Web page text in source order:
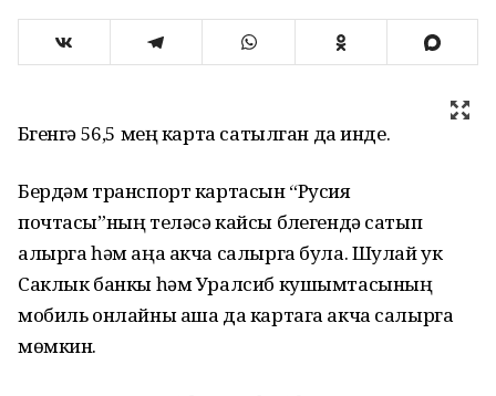
Бүгенгә 56,5 мең карта сатылган да инде.
Бердәм транспорт картасын “Русия
почтасы”ның теләсә кайсы бүлегендә сатып
алырга һәм аңа акча салырга була. Шулай ук
Саклык банкы һәм Уралсиб кушымтасының
мобиль онлайны аша да картага акча салырга
мөмкин.